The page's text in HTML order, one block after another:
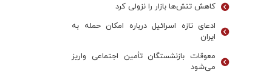
کاهش تنش‌ها بازار را نزولی کرد
ادعای تازه اسرائیل درباره امکان حمله به
ایران
معوقات بازنشستگان تأمین اجتماعی واریز
می‌شود